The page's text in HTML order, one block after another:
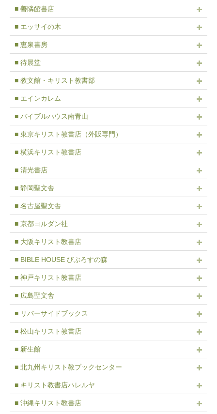
■ 善隣館書店
■ エッサイの木
■ 恵泉書房
■ 待晨堂
■ 教文館・キリスト教書部
■ エインカレム
■ バイブルハウス南青山
■ 東京キリスト教書店（外販専門）
■ 横浜キリスト教書店
■ 清光書店
■ 静岡聖文舎
■ 名古屋聖文舎
■ 京都ヨルダン社
■ 大阪キリスト教書店
■ BIBLE HOUSE びぶろすの森
■ 神戸キリスト教書店
■ 広島聖文舎
■ リバーサイドブックス
■ 松山キリスト教書店
■ 新生館
■ 北九州キリスト教ブックセンター
■ キリスト教書店ハレルヤ
■ 沖縄キリスト教書店